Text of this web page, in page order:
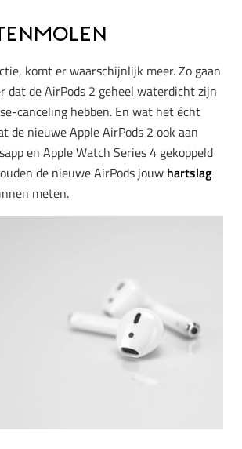
komt er waarschijnlijk meer. Zo gaan
dat de AirPods 2 geheel waterdicht zijn
canceling hebben. En wat het écht
de nieuwe Apple AirPods 2 ook aan
en Apple Watch Series 4 gekoppeld
de nieuwe AirPods jouw hartslag
meten.